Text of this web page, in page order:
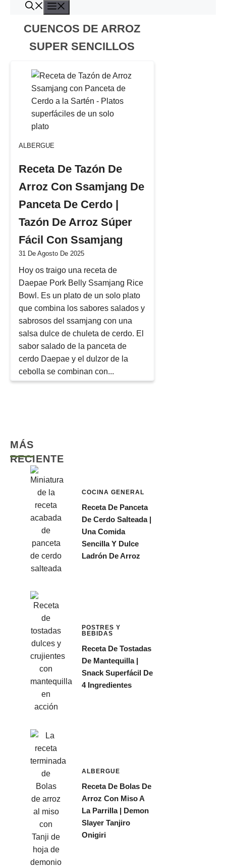
Saltar
contenido
CUENCOS DE ARROZ
SUPER SENCILLOS
ALBERGUE
Receta De Tazón De
Arroz Con Ssamjang De
Panceta De Cerdo |
Tazón De Arroz Súper
Fácil Con Ssamjang
31 De Agosto De 2025
Hoy os traigo una receta de
Daepae Pork Belly Ssamjang Rice
Bowl. Es un plato de un solo plato
que combina los sabores salados y
sabrosos del ssamjang con una
salsa dulce de chuleta de cerdo. El
sabor salado de la panceta de
cerdo Daepae y el dulzor de la
cebolla se combinan con...
MÁS
RECIENTE
COCINA GENERAL
Receta De Panceta
De Cerdo Salteada |
Una Comida
Sencilla Y Dulce
Ladrón De Arroz
POSTRES Y
BEBIDAS
Receta De Tostadas
De Mantequilla |
Snack Superfácil De
4 Ingredientes
ALBERGUE
Receta De Bolas De
Arroz Con Miso A
La Parrilla | Demon
Slayer Tanjiro
Onigiri